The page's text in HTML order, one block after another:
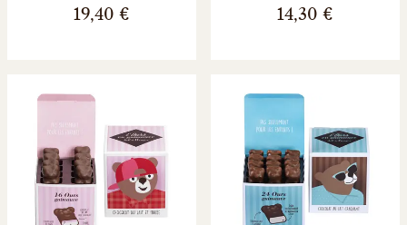
19,40 € 14,30 €